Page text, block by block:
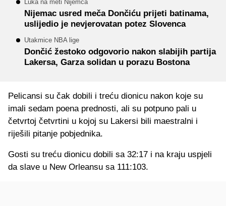
Luka na meti Nijemca
Nijemac usred meča Dončiću prijeti batinama,
uslijedio je nevjerovatan potez Slovenca
Utakmice NBA lige
Dončić žestoko odgovorio nakon slabijih partija
Lakersa, Garza solidan u porazu Bostona
Pelicansi su čak dobili i treću dionicu nakon koje su
imali sedam poena prednosti, ali su potpuno pali u
četvrtoj četvrtini u kojoj su Lakersi bili maestralni i
riješili pitanje pobjednika.
Gosti su treću dionicu dobili sa 32:17 i na kraju uspjeli
da slave u New Orleansu sa 111:103.